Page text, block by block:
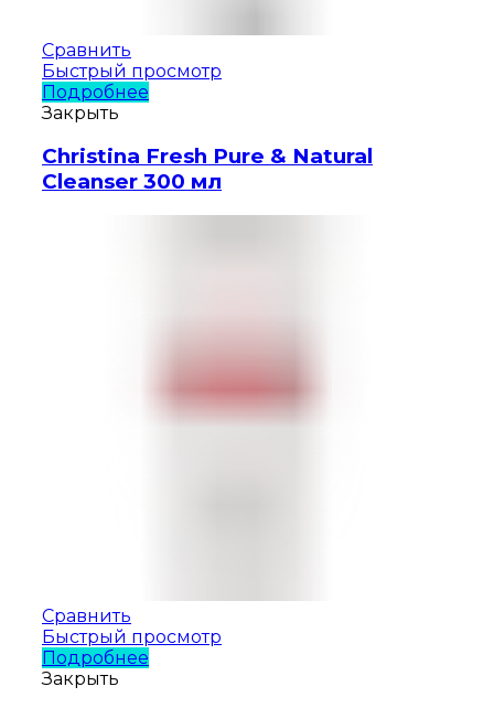
Сравнить
Быстрый просмотр
Подробнее
Закрыть
Christina Fresh Pure & Natural
Cleanser 300 мл
Сравнить
Быстрый просмотр
Подробнее
Закрыть